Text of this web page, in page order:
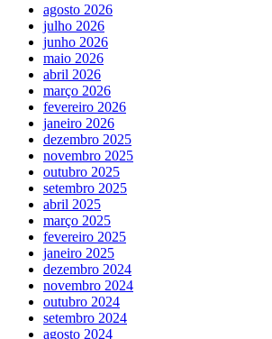
agosto 2026
julho 2026
junho 2026
maio 2026
abril 2026
março 2026
fevereiro 2026
janeiro 2026
dezembro 2025
novembro 2025
outubro 2025
setembro 2025
abril 2025
março 2025
fevereiro 2025
janeiro 2025
dezembro 2024
novembro 2024
outubro 2024
setembro 2024
agosto 2024